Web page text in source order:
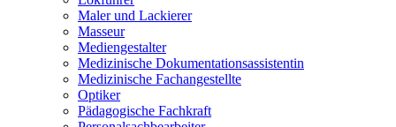
Maler und Lackierer
Masseur
Mediengestalter
Medizinische Dokumentationsassistentin
Medizinische Fachangestellte
Optiker
Pädagogische Fachkraft